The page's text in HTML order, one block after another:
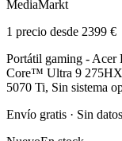
MediaMarkt
1 precio desde 2399 €
Portátil gaming -
Core™ Ultra 9
5070 Ti, Sin sistema
Envío gratis · Sin